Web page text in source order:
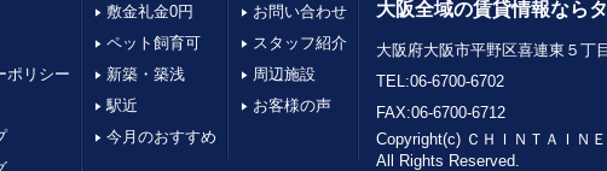
ポリシー
敷金礼金0円
ペット飼育可
新築・築浅
駅近
今月のおすすめ
お問い合わせ
スタッフ紹介
周辺施設
お客様の声
大阪全域の賃貸情報なら
大阪府大阪市平野区喜連東５丁
TEL:06-6700-6702
FAX:06-6700-6712
Copyright(c) ＣＨＩＮＴＡＩＮ
All Rights Reserved.